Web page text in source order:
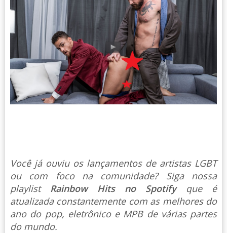
Você já ouviu os lançamentos de artistas LGBT
ou com foco na comunidade? Siga nossa
playlist Rainbow Hits no Spotify que é
atualizada constantemente com as melhores do
ano do pop, eletrônico e MPB de várias partes
do mundo.